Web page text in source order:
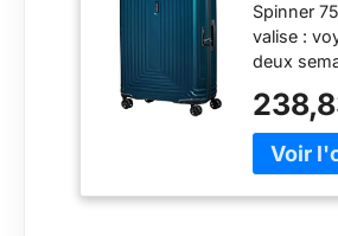
75 cm,
(Bleu
Spinner
valise :
deux
3.60 kg
haute